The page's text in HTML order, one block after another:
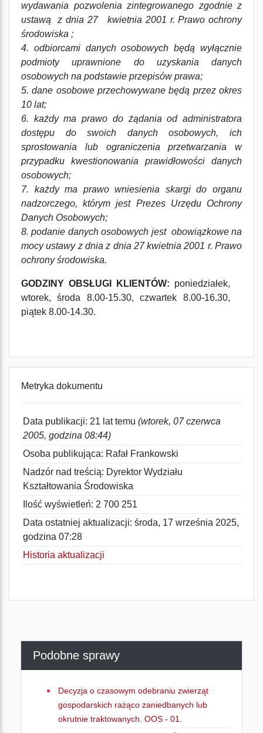
wydawania pozwolenia zintegrowanego zgodnie z
ustawą z dnia 27 kwietnia 2001 r. Prawo ochrony
środowiska ;
4. odbiorcami danych osobowych będą wyłącznie
podmioty uprawnione do uzyskania danych
osobowych na podstawie przepisów prawa;
5. dane osobowe przechowywane będą przez okres
10 lat;
6. każdy ma prawo do żądania od administratora
dostępu do swoich danych osobowych, ich
sprostowania lub ograniczenia przetwarzania w
przypadku kwestionowania prawidłowości danych
osobowych;
7. każdy ma prawo wniesienia skargi do organu
nadzorczego, którym jest Prezes Urzędu Ochrony
Danych Osobowych;
8. podanie danych osobowych jest obowiązkowe na
mocy ustawy z dnia z dnia 27 kwietnia 2001 r. Prawo
ochrony środowiska.
GODZINY OBSŁUGI KLIENTÓW: poniedziałek,
wtorek, środa 8.00-15.30, czwartek 8.00-16.30,
piątek 8.00-14.30.
Metryka dokumentu
Data publikacji: 21 lat temu (wtorek, 07 czerwca
2005, godzina 08:44)
Osoba publikująca: Rafał Frankowski
Nadzór nad treścią: Dyrektor Wydziału
Kształtowania Środowiska
Ilość wyświetleń: 2 700 251
Data ostatniej aktualizacji: środa, 17 września 2025,
godzina 07:28
Historia aktualizacji
Podobne sprawy
Decyzja o czasowym odebraniu zwierząt
gospodarskich rażąco zaniedbanych lub
okrutnie traktowanych. OOS - 01.